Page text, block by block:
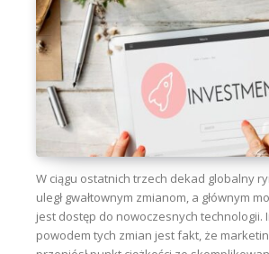
W ciągu ostatnich trzech dekad globalny
uległ gwałtownym zmianom, a głównym
jest dostęp do nowoczesnych technologii.
powodem tych zmian jest fakt, że